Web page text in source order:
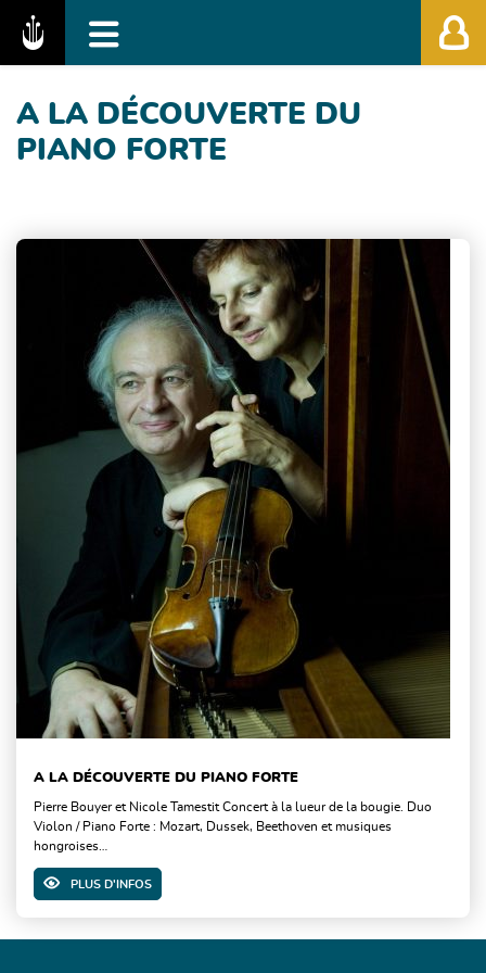
Fédération des Festivals de Musique
A LA DÉCOUVERTE DU
PIANO FORTE
A LA DÉCOUVERTE DU PIANO FORTE
Pierre Bouyer et Nicole Tamestit Concert à la lueur de la bougie. Duo
Violon / Piano Forte : Mozart, Dussek, Beethoven et musiques
hongroises…
PLUS D'INFOS